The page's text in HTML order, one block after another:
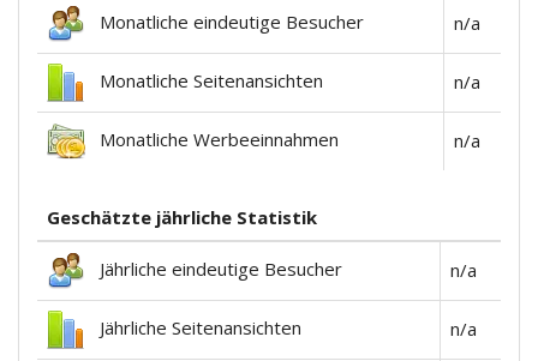
Monatliche eindeutige Besucher n/a
Monatliche Seitenansichten n/a
Monatliche Werbeeinnahmen n/a
Geschätzte jährliche Statistik
Jährliche eindeutige Besucher n/a
Jährliche Seitenansichten n/a